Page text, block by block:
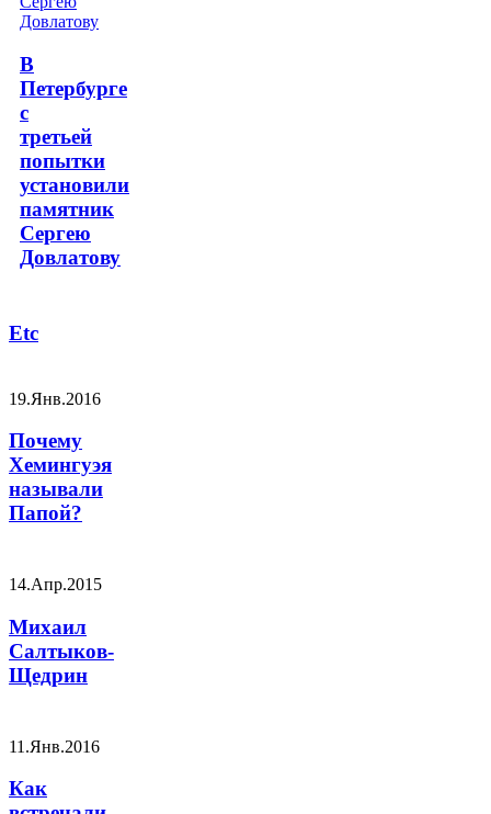
В
Петербурге
с
третьей
попытки
установили
памятник
Сергею
Довлатову
Etc
19.Янв.2016
Почему
Хемингуэя
называли
Папой?
14.Апр.2015
Михаил
Салтыков-
Щедрин
11.Янв.2016
Как